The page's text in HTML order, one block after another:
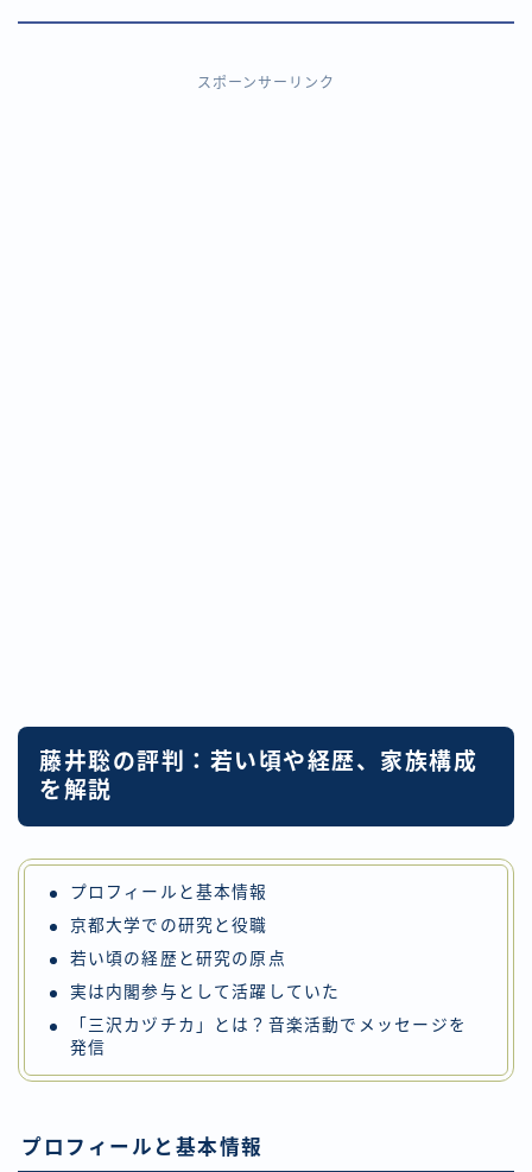
スポーンサーリンク
藤井聡の評判：若い頃や経歴、家族構成
を解説
プロフィールと基本情報
京都大学での研究と役職
若い頃の経歴と研究の原点
実は内閣参与として活躍していた
「三沢カヅチカ」とは？音楽活動でメッセージを
発信
プロフィールと基本情報